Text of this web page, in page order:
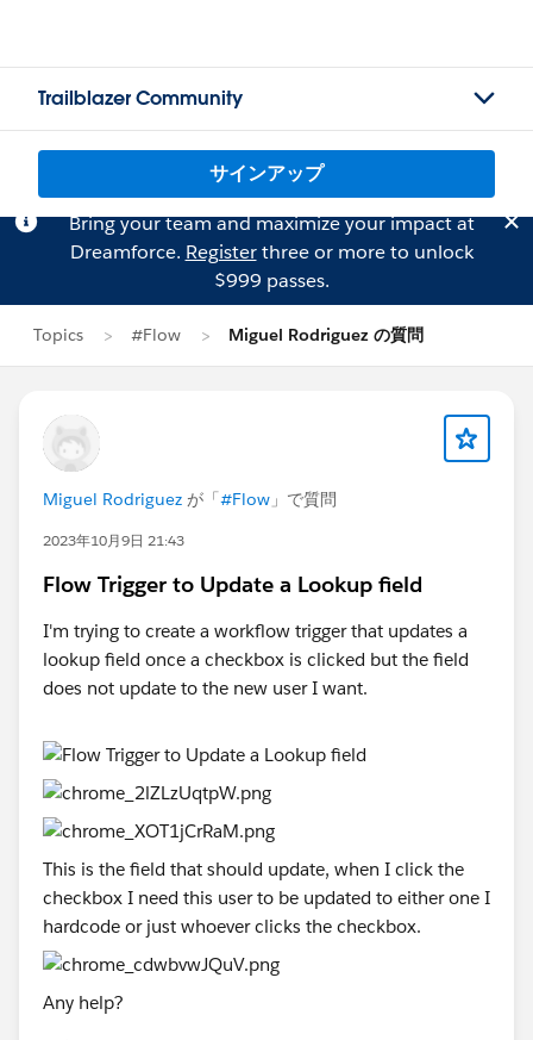
Trailblazer Community
サインアップ
Bring your team and maximize your impact at
Dreamforce. Registerthree or more to unlock
$999 passes.
Topics #Flow Miguel Rodriguez の質問
Miguel Rodriguez が「#Flow 」で質問
2023年10月9日 21:43
Flow Trigger to Update a Lookup field
I'm trying to create a workflow trigger that updates a
lookup field once a checkbox is clicked but the field
does not update to the new user I want.
This is the field that should update, when I click the
checkbox I need this user to be updated to either one I
hardcode or just whoever clicks the checkbox.
Any help?